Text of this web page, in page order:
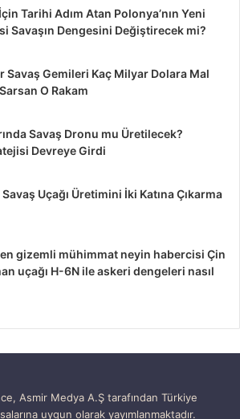
Tarihi Adım Atan Polonya’nın Yeni
Savaşın Dengesini Değiştirecek mi?
Savaş Gemileri Kaç Milyar Dolara Mal
O Rakam
Savaş Dronu mu Üretilecek?
Devreye Girdi
Uçağı Üretimini İki Katına Çıkarma
gizemli mühimmat neyin habercisi Çin
uçağı H-6N ile askeri dengeleri nasıl
Asmir Medya A.Ş tarafından Türkiye
uygun olarak yayımlanmaktadır.